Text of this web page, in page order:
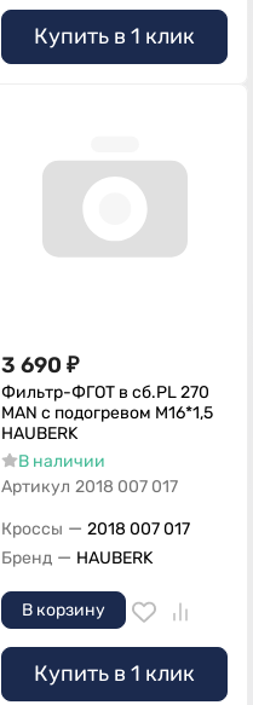
Купить в 1 клик
3 690 ₽
Фильтр-ФГОТ в сб.PL 270
MAN с подогревом М16*1,5
HAUBERK
В наличии
Артикул 2018 007 017
Кроссы — 2018 007 017
Бренд — HAUBERK
В корзину
Купить в 1 клик